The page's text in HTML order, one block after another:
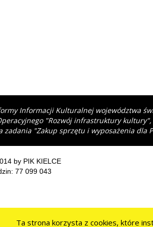
Informacji Kulturalnej województwa
"Rozwój infrastruktury
zadania "Zakup sprzętu i wyposażenia
by PIK KIELCE
77 099 043
Ta strona korzysta z cookies, które